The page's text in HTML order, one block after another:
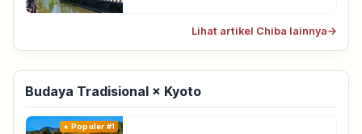
Lihat artikel Chiba lainnya→
Budaya Tradisional × Kyoto
Populer #1